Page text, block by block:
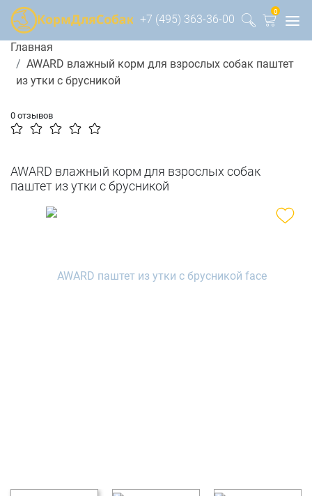
+7 (495) 363-36-00
0
Главная
AWARD влажный корм для взрослых собак паштет
из утки с брусникой
0 отзывов
AWARD влажный корм для взрослых собак
паштет из утки с брусникой